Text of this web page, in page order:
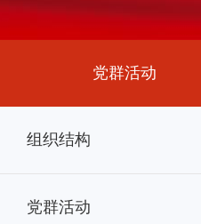
党群活动
组织结构
党群活动